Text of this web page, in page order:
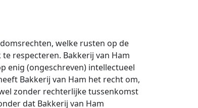
welke rusten op de
respecteren. Bakkerij van Ham
enig (ongeschreven) intellectueel
Bakkerij van Ham het recht om,
zonder rechterlijke tussenkomst
dat Bakkerij van Ham